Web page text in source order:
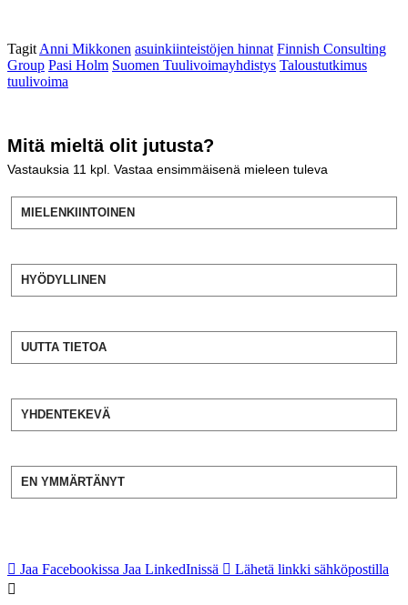
Tagit Anni Mikkonen asuinkiinteistöjen hinnat Finnish Consulting
Group Pasi Holm Suomen Tuulivoimayhdistys Taloustutkimus
tuulivoima
Mitä mieltä olit jutusta?
Vastauksia 11 kpl. Vastaa ensimmäisenä mieleen tuleva
MIELENKIINTOINEN
HYÖDYLLINEN
UUTTA TIETOA
YHDENTEKEVÄ
EN YMMÄRTÄNYT
Jaa Facebookissa Jaa LinkedInissä Lähetä linkki sähköpostilla